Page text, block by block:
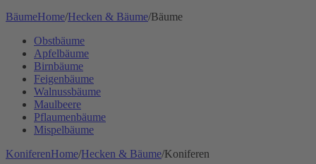
BäumeHome/Hecken & Bäume/Bäume
Obstbäume
Apfelbäume
Birnbäume
Feigenbäume
Walnussbäume
Maulbeere
Pflaumenbäume
Mispelbäume
KoniferenHome/Hecken & Bäume/Koniferen